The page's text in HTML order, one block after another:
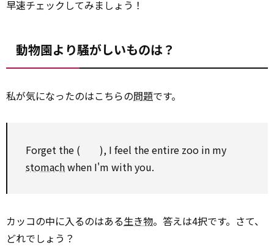
早速チェックしてみましょう！
動物園より騒がしいものは？
私が気になったのはこちらの問題です。
Forget the ( ), I feel the entire zoo in my
stomachwhen I'm with you.
カッコの中に入るのはある生き物。答えは4択です。さて、
どれでしょう？